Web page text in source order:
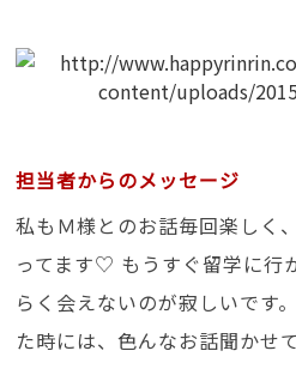
担当者からのメッセージ
私もＭ様とのお話毎回楽しく
ってます♡ もうすぐ留学に行
らく会えないのが寂しいです
た時には、色んなお話聞かせ